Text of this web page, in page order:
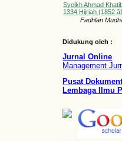
Syeikh Ahmad
1334 Hijriah (1852
Fadhlan
Didukung oleh :
Jurnal Online
Management
Pusat
Lembaga Ilmu